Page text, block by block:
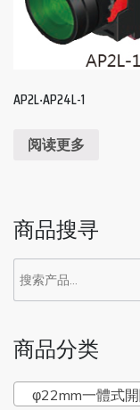
AP2L‧AP24L-1
阅读更多
商品搜寻
商品分类
φ22mm一體式